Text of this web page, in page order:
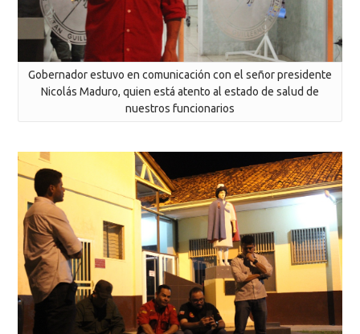
Gobernador estuvo en comunicación con el señor presidente
Nicolás Maduro, quien está atento al estado de salud de
nuestros funcionarios